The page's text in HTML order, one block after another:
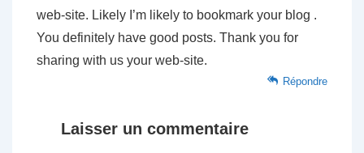
web-site. Likely I’m likely to bookmark your blog .
You definitely have good posts. Thank you for
sharing with us your web-site.
Répondre
Laisser un commentaire